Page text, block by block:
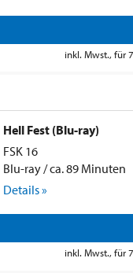
inkl. Mwst., für
Hell Fest (Blu-ray)
FSK 16
Blu-ray / ca. 89 Minuten
Details »
inkl. Mwst., für